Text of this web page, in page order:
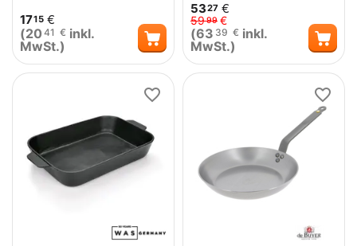
1715 €
(20 41 € inkl.
MwSt.)
5327 €
5999 €
(63 39 € inkl.
MwSt.)